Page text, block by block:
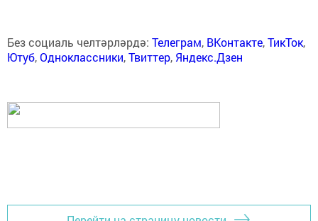
Без социаль челтәрләрдә: Телеграм, ВКонтакте,ТикТок,
Ютуб,Одноклассники,Твиттер, Яндекс.Дзен